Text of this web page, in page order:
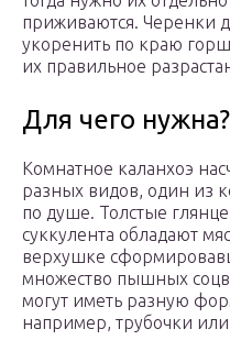
приживаются. Черенки
укоренить по краю
их правильное
Для чего нужна?
Комнатное каланхоэ
разных видов, один из
по душе. Толстые
суккулента обладают
верхушке
множество пышных
могут иметь разную
например, трубочки